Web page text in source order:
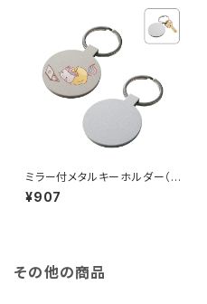
ミラー付メタルキーホルダー（ラ
ウンド） マットシルバー MG
¥907
その他の商品